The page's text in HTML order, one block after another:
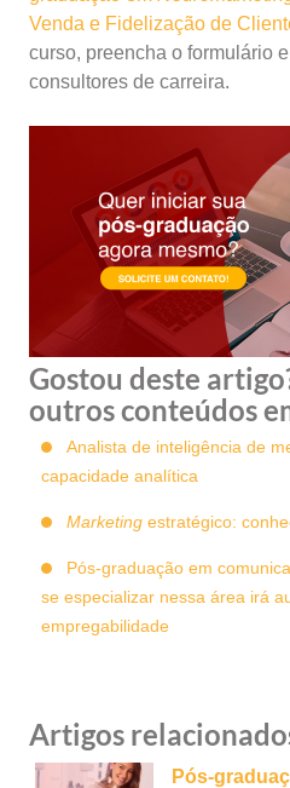
Venda e Fidelização de
curso, preencha o formulário
consultores de carreira.
Gostou deste
outros conteúdos
Analista de inteligência de
capacidade analítica
Marketing estratégico:
Pós-graduação em
se especializar nessa área irá
empregabilidade
Artigos
Pós-